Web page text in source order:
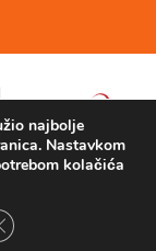
najbolje
Nastavkom
kolačića
GDPR Cookie